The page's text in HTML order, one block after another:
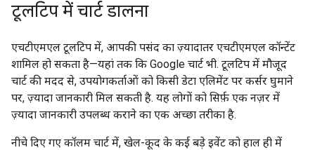
टूलटिप में चार्ट डालना
एचटीएमएल टूलटिप में, आपकी पसंद का ज़्यादातर एचटीएमएल कॉन्टेंट
शामिल हो सकता है—यहां तक कि Google चार्ट भी. टूलटिप में मौजूद
चार्ट की मदद से, उपयोगकर्ताओं को किसी डेटा एलिमेंट पर कर्सर घुमाने
पर, ज़्यादा जानकारी मिल सकती है. यह लोगों को सिर्फ़ एक नज़र में
ज़्यादा जानकारी उपलब्ध कराने का एक अच्छा तरीका है.
नीचे दिए गए कॉलम चार्ट में, खेल-कूद के कई बड़े इवेंट को हाल ही में